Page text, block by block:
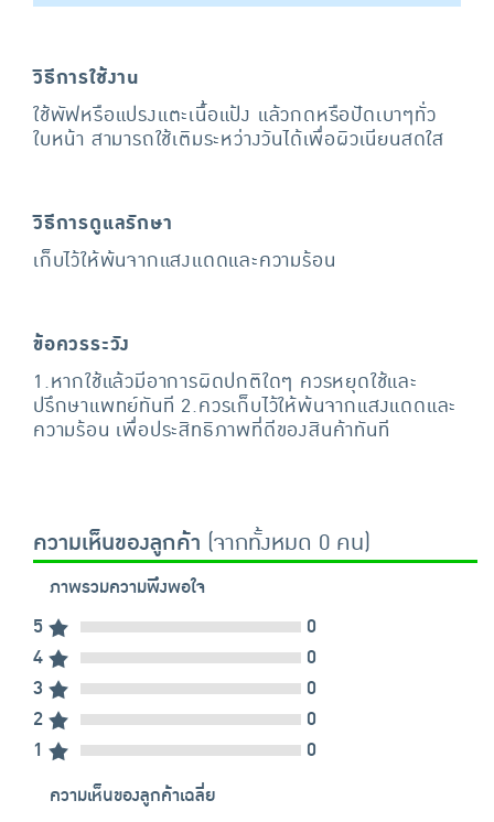
วิธีการใช้งาน
ใช้พัฟหรือแปรงแตะเนื้อแป้ง แล้วกดหรือปัดเบาๆทั่ว
ใบหน้า สามารถใช้เติมระหว่างวันได้เพื่อผิวเนียนสดใส
วิธีการดูแลรักษา
เก็บไว้ให้พ้นจากแสงแดดและความร้อน
ข้อควรระวัง
1.หากใช้แล้วมีอาการผิดปกติใดๆ ควรหยุดใช้และ
ปรึกษาแพทย์ทันที 2.ควรเก็บไว้ให้พ้นจากแสงแดดและ
ความร้อน เพื่อประสิทธิภาพที่ดีของสินค้าทันที
ความเห็นของลูกค้า (จากทั้งหมด 0 คน)
ภาพรวมความพึงพอใจ
5
0
4
0
3
0
2
0
1
0
ความเห็นของลูกค้าเฉลี่ย